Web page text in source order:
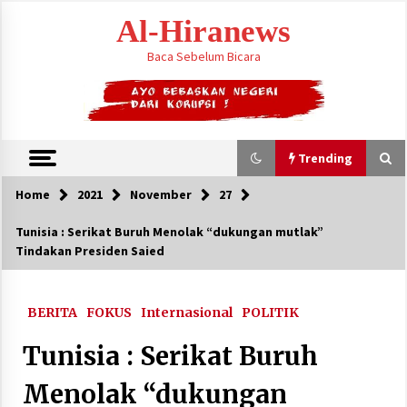
Al-Hiranews
Baca Sebelum Bicara
Trending
Trending
KTT Trilateral : Pemimpim Arab Saudi,
Pakistan dan Turki Bertemu di Jeddah
August 7, 2026
Home 2021 November 27
Tunisia : Serikat Buruh Menolak “dukungan mutlak”
Tindakan Presiden Saied
BERITA FOKUS Internasional POLITIK
Tunisia : Serikat Buruh
Menolak “dukungan